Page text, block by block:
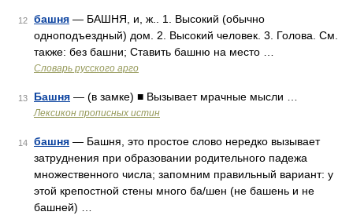
12 башня — БАШНЯ, и, ж.. 1. Высокий (обычно
одноподъездный) дом. 2. Высокий человек. 3. Голова. См.
также: без башни; Ставить башню на место …
Словарь русского арго
13 Башня — (в замке) ■ Вызывает мрачные мысли …
Лексикон прописных истин
14 башня — Башня, это простое слово нередко вызывает
затруднения при образовании родительного падежа
множественного числа; запомним правильный вариант: у
этой крепостной стены много ба/шен (не башень и не
башней) …